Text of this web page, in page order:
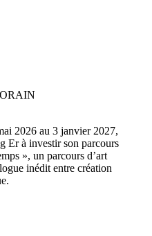
2026 au 3 janvier 2027,
Er à investir son parcours
», un parcours d’art
inédit entre création